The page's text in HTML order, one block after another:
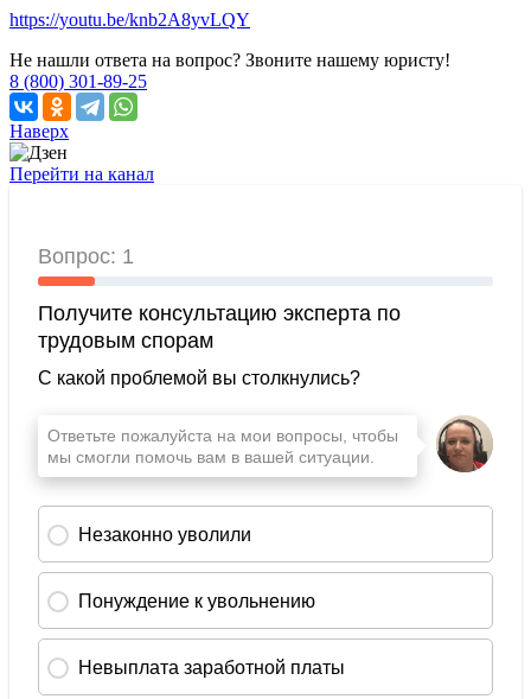
https://youtu.be/knb2A8yvLQY
Не нашли ответа на вопрос? Звоните нашему юристу!
8 (800) 301-89-25
Наверх
Перейти на канал